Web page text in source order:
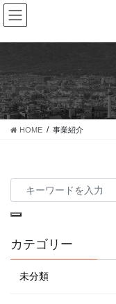
HOME 事業紹介
カテゴリー
未分類